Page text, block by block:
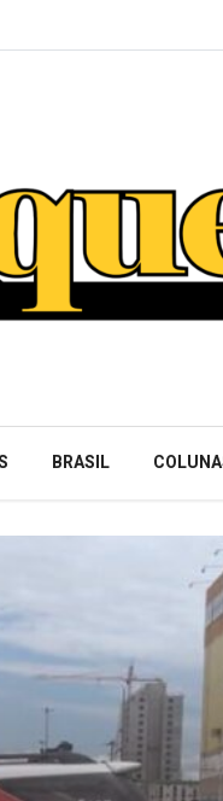
BRASIL